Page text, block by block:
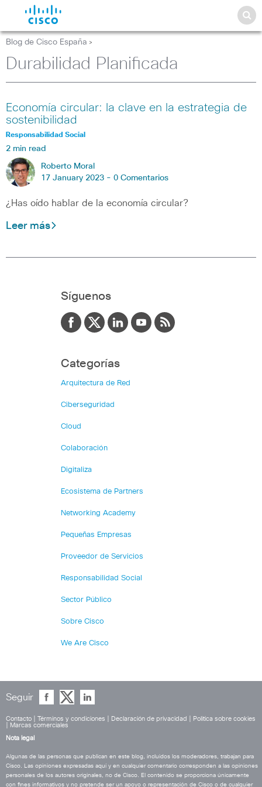
Blog de Cisco España >
Durabilidad Planificada
Economía circular: la clave en la estrategia de
sostenibilidad
Responsabilidad Social
2 min read
Roberto Moral
17 January 2023 - 0 Comentarios
¿Has oído hablar de la economía circular?
Leer más
Síguenos
Categorías
Arquitectura de Red
Ciberseguridad
Cloud
Colaboración
Digitaliza
Ecosistema de Partners
Networking Academy
Pequeñas Empresas
Proveedor de Servicios
Responsabilidad Social
Sector Público
Sobre Cisco
We Are Cisco
Seguir
Contacto Términos y condiciones Declaración de privacidad
Política sobre cookies
Marcas comerciales
Nota legal
Algunas de las personas que publican en este blog, incluidos los moderadores, trabajan para
Cisco. Las opiniones expresadas aquí y en cualquier comentario corresponden a las opiniones
personales de los autores originales, no de Cisco. El contenido se proporciona únicamente
con fines informativos y no pretende ser un apoyo o representación de Cisco o de cualquier